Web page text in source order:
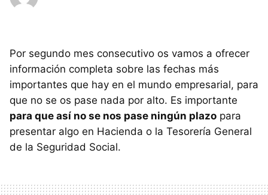
Por segundo mes consecutivo os vamos a ofrecer
información completa sobre las fechas más
importantes que hay en el mundo empresarial, para
que no se os pase nada por alto. Es importante
para que así no se nos pase ningún plazo para
presentar algo en Hacienda o la Tesorería General
de la Seguridad Social.